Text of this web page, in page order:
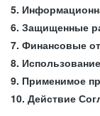
5.
6. Защищенные
7. Финансовые
8.
9. Применимое
10. Действие